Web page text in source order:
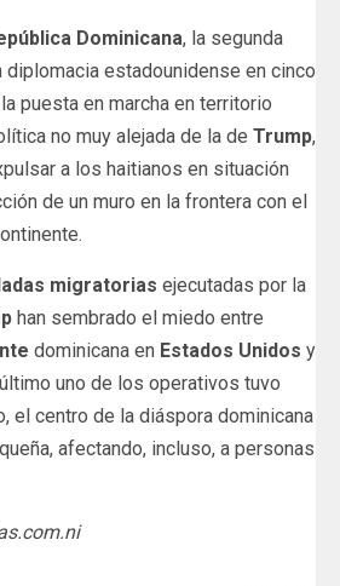
Dominicana, la segunda
estadounidense en cinco
puesta en marcha en territorio
no muy alejada de la de Trump,
a los haitianos en situación
de un muro en la frontera con el
migratorias ejecutadas por la
han sembrado el miedo entre
dominicana en Estados Unidos y
uno de los operativos tuvo
el centro de la diáspora dominicana
afectando, incluso, a personas